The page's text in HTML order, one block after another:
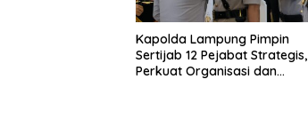
Kapolda Lampung Pimpin
Sertijab 12 Pejabat Strategis,
Perkuat Organisasi dan